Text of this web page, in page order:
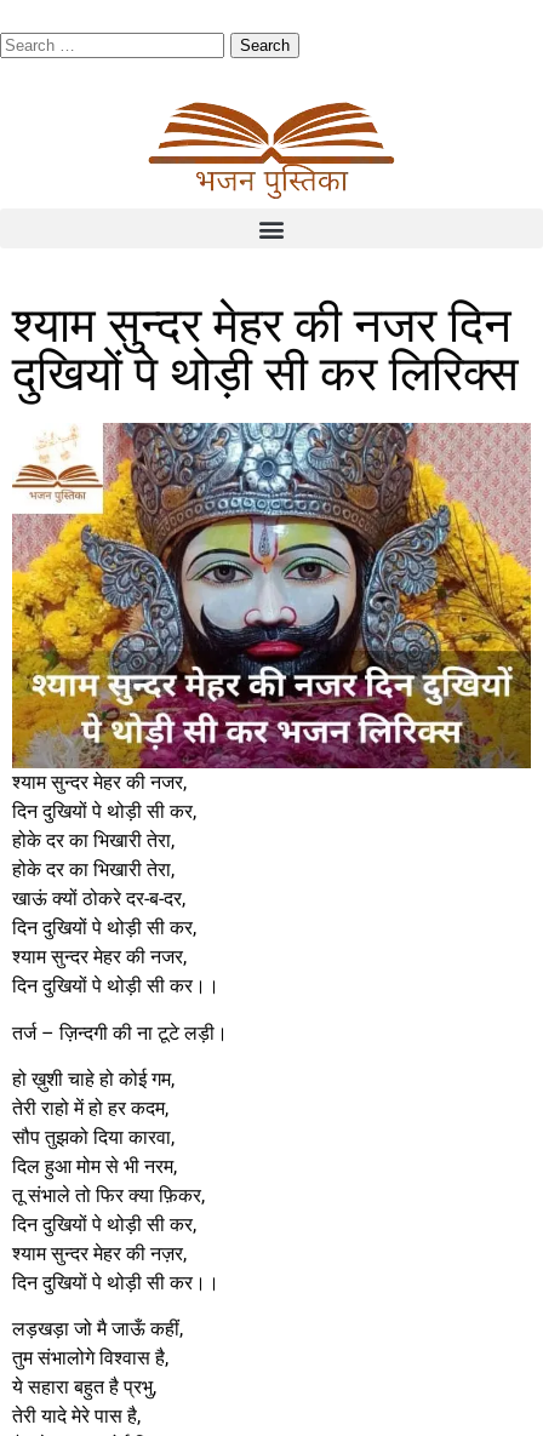
श्याम सुन्दर मेहर की नजर दिन
दुखियों पे थोड़ी सी कर लिरिक्स
श्याम सुन्दर मेहर की नजर,
दिन दुखियों पे थोड़ी सी कर,
होके दर का भिखारी तेरा,
होके दर का भिखारी तेरा,
खाऊं क्यों ठोकरे दर-ब-दर,
दिन दुखियों पे थोड़ी सी कर,
श्याम सुन्दर मेहर की नजर,
दिन दुखियों पे थोड़ी सी कर।।
तर्ज – ज़िन्दगी की ना टूटे लड़ी।
हो ख़ुशी चाहे हो कोई गम,
तेरी राहो में हो हर कदम,
सौप तुझको दिया कारवा,
दिल हुआ मोम से भी नरम,
तू संभाले तो फिर क्या फ़िकर,
दिन दुखियों पे थोड़ी सी कर,
श्याम सुन्दर मेहर की नज़र,
दिन दुखियों पे थोड़ी सी कर।।
लड़खड़ा जो मै जाऊँ कहीं,
तुम संभालोगे विश्वास है,
ये सहारा बहुत है प्रभु,
तेरी यादे मेरे पास है,